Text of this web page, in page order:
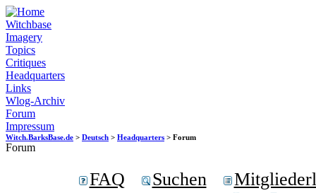
Witchbase
Imagery
Topics
Critiques
Headquarters
Links
Wlog-Archiv
Forum
Impressum
Witch.BarksBase.de > Deutsch > Headquarters > Forum
Forum
FAQ Suchen